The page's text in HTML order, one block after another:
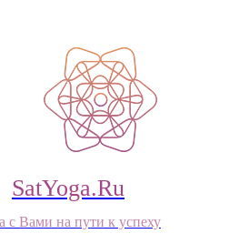
SatYoga.Ru
с Вами на пути к успеху